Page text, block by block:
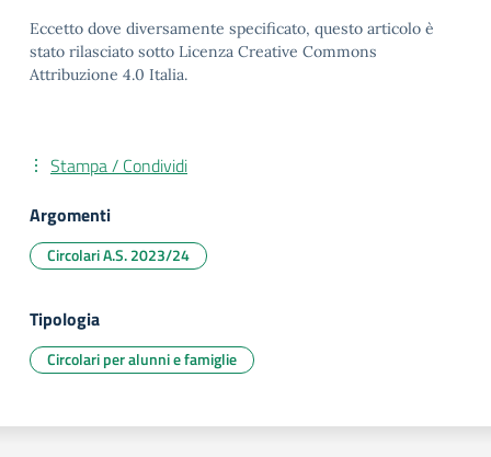
Eccetto dove diversamente specificato, questo articolo è
stato rilasciato sotto Licenza Creative Commons
Attribuzione 4.0 Italia.
Stampa / Condividi
Argomenti
Circolari A.S. 2023/24
Tipologia
Circolari per alunni e famiglie